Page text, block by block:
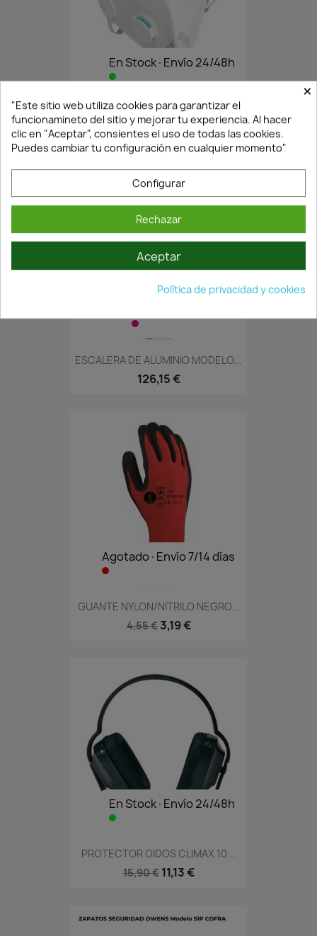
En Stock·Envío 24/48h
MASCARILLA FFP3 1730 CON...
2,66 € 1,86 €
ESCALERA DE ALUMINIO MODELO...
126,15 €
Agotado·Envío 7/14 días
GUANTE NYLON/NITRILO NEGRO...
4,55 € 3,19 €
En Stock·Envío 24/48h
PROTECTOR OIDOS CLIMAX 10...
15,90 € 11,13 €
×
"Este sitio web utiliza cookies para garantizar el
funcionamineto del sitio y mejorar tu experiencia. Al hacer
clic en "Aceptar", consientes el uso de todas las cookies.
Puedes cambiar tu configuración en cualquier momento"
Configurar
Rechazar
Aceptar
Política de privacidad y cookies